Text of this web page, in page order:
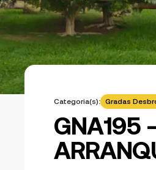
Categoria(s): Gradas
GNA195